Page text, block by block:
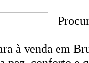
à venda em